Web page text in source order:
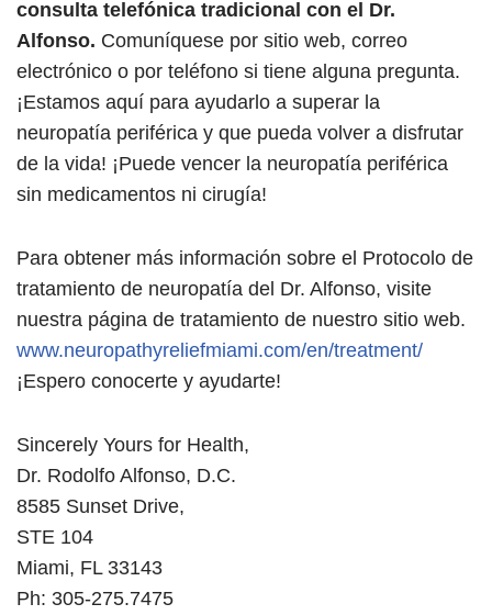
consulta telefónica tradicional con el Dr.
Alfonso. Comuníquese por sitio web, correo
electrónico o por teléfono si tiene alguna pregunta.
¡Estamos aquí para ayudarlo a superar la
neuropatía periférica y que pueda volver a disfrutar
de la vida! ¡Puede vencer la neuropatía periférica
sin medicamentos ni cirugía!
Para obtener más información sobre el Protocolo de
tratamiento de neuropatía del Dr. Alfonso, visite
nuestra página de tratamiento de nuestro sitio web.
www.neuropathyreliefmiami.com/en/treatment/
¡Espero conocerte y ayudarte!
Sincerely Yours for Health,
Dr. Rodolfo Alfonso, D.C.
8585 Sunset Drive,
STE 104
Miami, FL 33143
Ph: 305-275.7475